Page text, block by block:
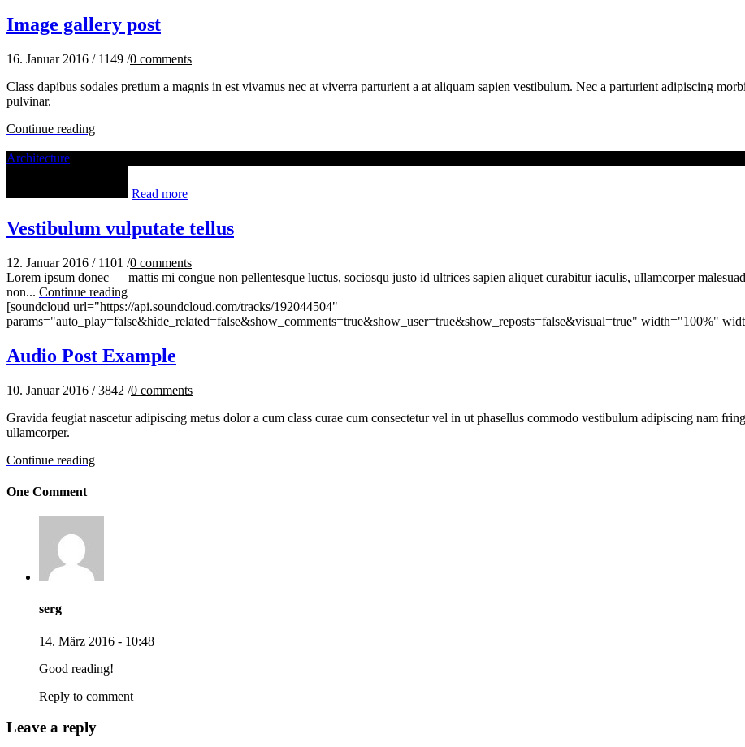
Image gallery post
16. Januar 2016 / 1149 /0 comments
Class dapibus sodales pretium a magnis in est vivamus nec at viverra parturient a at aliquam sapien vestibulum. Nec a parturient adipiscing
pulvinar.
Continue reading
Architecture
Read more
Vestibulum vulputate tellus
12. Januar 2016 / 1101 /0 comments
Lorem ipsum donec — mattis mi congue non pellentesque luctus, sociosqu justo id ultrices sapien aliquet curabitur iaculis, ullamcorper
non... Continue reading
[soundcloud url="https://api.soundcloud.com/tracks/192044504"
params="auto_play=false&hide_related=false&show_comments=true&show_user=true&show_reposts=false&visual=true" width="100%"
Audio Post Example
10. Januar 2016 / 3842 /0 comments
Gravida feugiat nascetur adipiscing metus dolor a cum class curae cum consectetur vel in ut phasellus commodo vestibulum adipiscing nam
ullamcorper.
Continue reading
One Comment
serg
14. März 2016 - 10:48
Good reading!
Reply to comment
Leave a reply